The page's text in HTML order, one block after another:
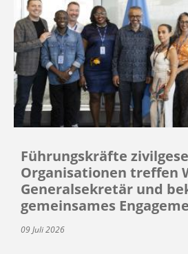
Führungskräfte
Organisationen treffen
Generalsekretär und
gemeinsames
09 Juli 2026